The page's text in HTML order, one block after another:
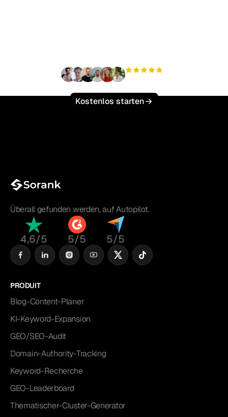
Kostenlos starten
Überall gefunden werden, auf Autopilot.
4,6/5 5/5 5/5
PRODUIT
Blog-Content-Planer
KI-Keyword-Expansion
GEO/SEO-Audit
Domain-Authority-Tracking
Keyword-Recherche
GEO-Leaderboard
Thematischer-Cluster-Generator